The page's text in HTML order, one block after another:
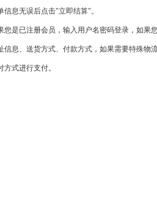
能防丢器 石
信息无误后点击"立即结算"。
您是已注册会员，输入用户名密码登录，如果
信息、送货方式、付款方式，如果需要特殊物
式进行支付。